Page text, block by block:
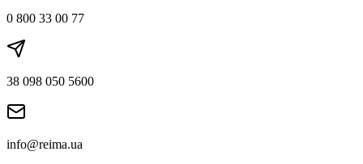
0 800 33 00 77
38 098 050 5600
info@reima.ua